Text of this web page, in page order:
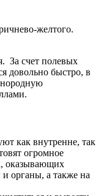
желтого.
За счет полевых
довольно быстро, в
как внутренне, так
огромное
оказывающих
органы, а также на